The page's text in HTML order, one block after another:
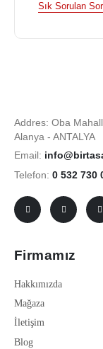
Sık Sorulan
Addres: Oba
Alanya - ANTALYA
Email:
Telefon: 0 532 730
Firmamız
Hakkımızda
Mağaza
İletişim
Blog